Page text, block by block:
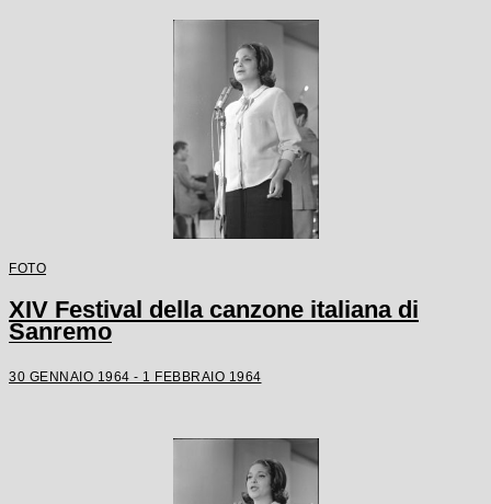
FOTO
XIV Festival della canzone italiana di
Sanremo
30 GENNAIO 1964 - 1 FEBBRAIO 1964